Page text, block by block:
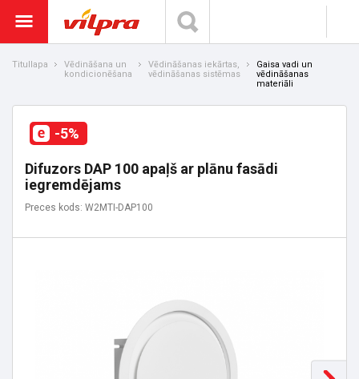
Titullapa
Vēdināšana un
kondicionēšana
Vēdināšanas iekārtas,
vēdināšanas sistēmas
Gaisa vadi un
vēdināšanas
materiāli
-5%
Difuzors DAP 100 apaļš ar plānu fasādi
iegremdējams
Preces kods: W2MTI-DAP100